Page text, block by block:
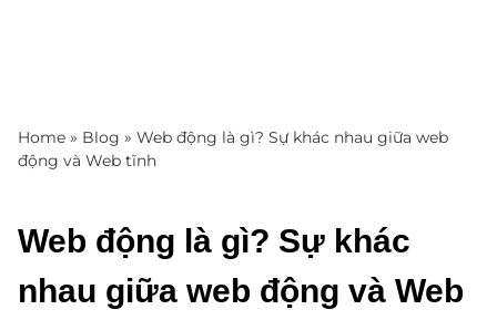
Home » Blog » Web động là gì? Sự khác nhau giữa web
động và Web tĩnh
Web động là gì? Sự khác
nhau giữa web động và Web